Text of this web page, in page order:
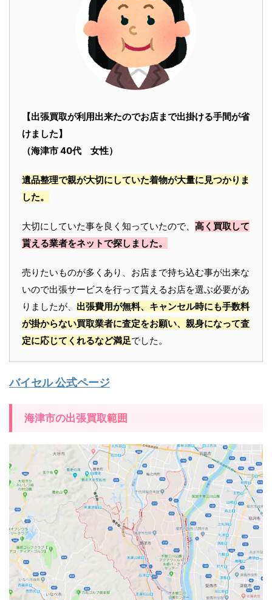
【出張買取が利用出来たのでお店まで出掛ける手間が省
けました】
（海津市 40代 女性）
遺品整理で親が大切にしていた着物が大量に見つかりま
した。
大切にしていた事を良く知っていたので、 高く買取して
貰える業者をネットで探しました。
売りたいものが多くあり、お店まで持ち込む事が出来な
いので出張サービスを行って貰えるお店を選ぶ必要があ
りましたが、 出張費用が無料、キャンセル時にも手数料
が掛からない買取業者に査定をお願い、親身になって査
定に応じてくれるなど満足でした。
バイセル 公式ページ
海津市の出張買取範囲